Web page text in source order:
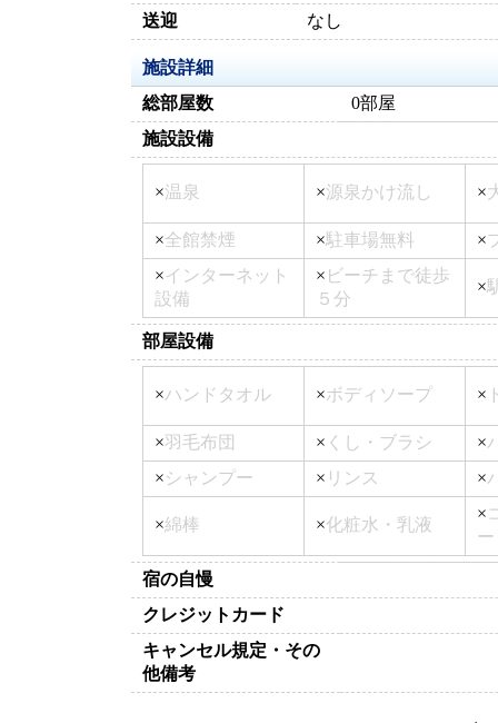
送迎
なし
施設詳細
総部屋数
0部屋
施設設備
×温泉 ×源泉かけ流し ×
×全館禁煙 ×駐車場無料 ×
×インターネット
設備
× ビーチまで徒歩
５分
×
部屋設備
×ハンドタオル ×ボディソープ ×
×羽毛布団 × くし・ブラシ ×
×シャンプー × リンス ×
×綿棒 ×化粧水・乳液
×
ー
宿の自慢
クレジットカード
キャンセル規定・その
他備考